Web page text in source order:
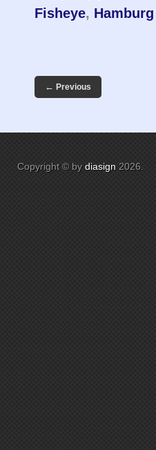
Fisheye, Hamburg
← Previous
Copyright © bydiasign 2026.